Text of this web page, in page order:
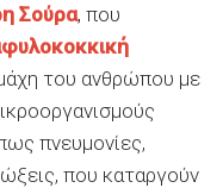
Σούρα, που
του ανθρώπου με
πνευμονίες,
που καταργούν